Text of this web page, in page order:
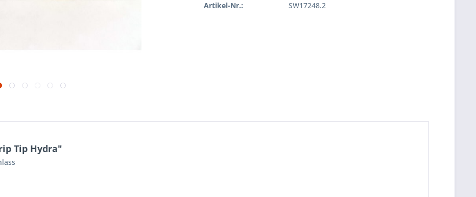
Artikel-Nr.: SW17248.2
Tip Hydra"